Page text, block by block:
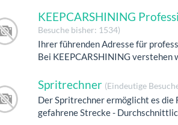
KEEPCARSHINING
Besuche bisher: 1534)
Ihrer führenden Adresse für
Bei KEEPCARSHINING verstehen
Spritrechner (Eindeutige
Der Spritrechner ermöglicht es
gefahrene Strecke -